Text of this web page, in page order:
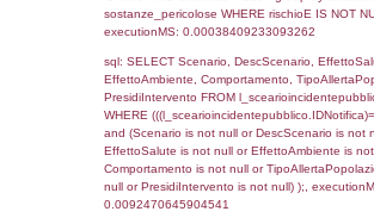
rofi.DescAltro FROM
cod_territori_tipologia ON